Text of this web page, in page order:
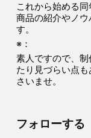
これから始める
商品の紹介やノ
す。
※：
素人ですので、
たり見づらい点
さいませ。
フォローする